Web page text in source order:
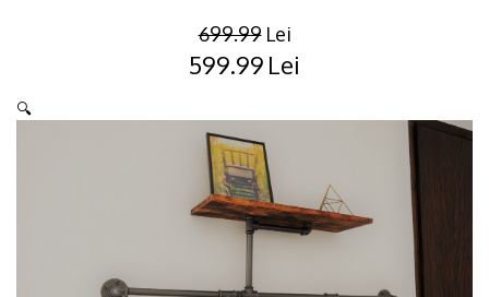
699.99 Lei
Original
was:
699.99lei.
599.99 Lei
Current
is:
599.99lei.
🔍